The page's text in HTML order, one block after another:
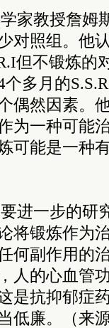
家教授詹姆
对照组。他
但不锻炼的
多月的
偶然因素。
为一种可能
可能是一种
进一步的研
将锻炼作为
何副作用的
人的心血管
是抗抑郁症
低廉。（来